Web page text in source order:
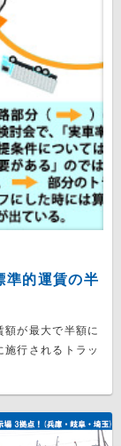
的運賃の半
額が最大で半額に
行されるトラッ